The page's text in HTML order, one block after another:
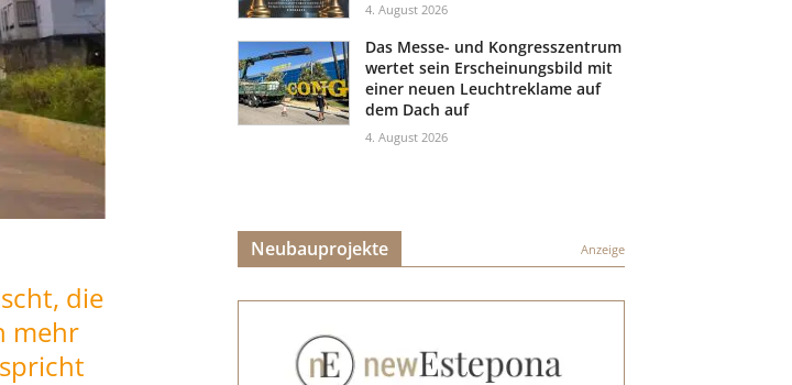
die
mehr
4. August 2026
Das Messe- und Kongresszentrum
wertet sein Erscheinungsbild mit
einer neuen Leuchtreklame auf
dem Dach auf
4. August 2026
Neubauprojekte Anzeige